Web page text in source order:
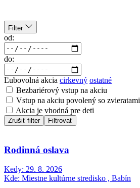
Filter
od:
do:
Ľubovolná akcia cirkevný ostatné
Bezbariérový vstup na akciu
Vstup na akciu povolený so zvieratami
Akcia je vhodná pre deti
Zrušiť filter Filtrovať
Rodinná oslava
Kedy: 29. 8. 2026
Kde: Miestne kultúrne stredisko , Babín